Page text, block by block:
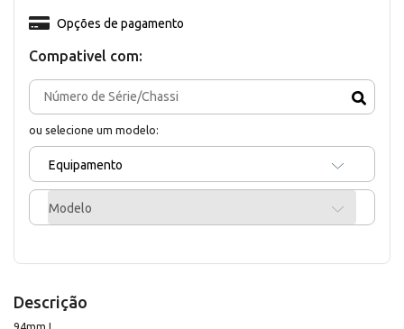
Compativel com:
ou selecione um modelo:
Equipamento
Modelo
Opções de pagamento
Descrição
94mm L